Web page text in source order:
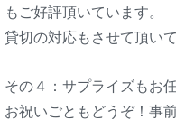
もご好評頂いています。
貸切の対応もさせて頂い
その４：サプライズもお
お祝いごともどうぞ！事